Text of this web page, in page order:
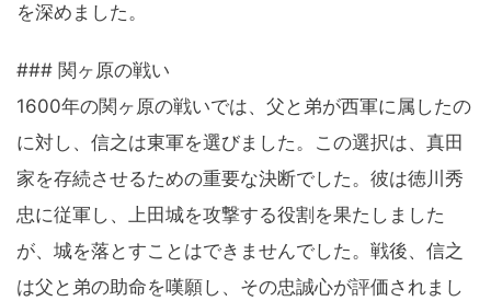
を深めました。
### 関ヶ原の戦い
1600年の関ヶ原の戦いでは、父と弟が西軍に属したの
に対し、信之は東軍を選びました。この選択は、真田
家を存続させるための重要な決断でした。彼は徳川秀
忠に従軍し、上田城を攻撃する役割を果たしました
が、城を落とすことはできませんでした。戦後、信之
は父と弟の助命を嘆願し、その忠誠心が評価されまし